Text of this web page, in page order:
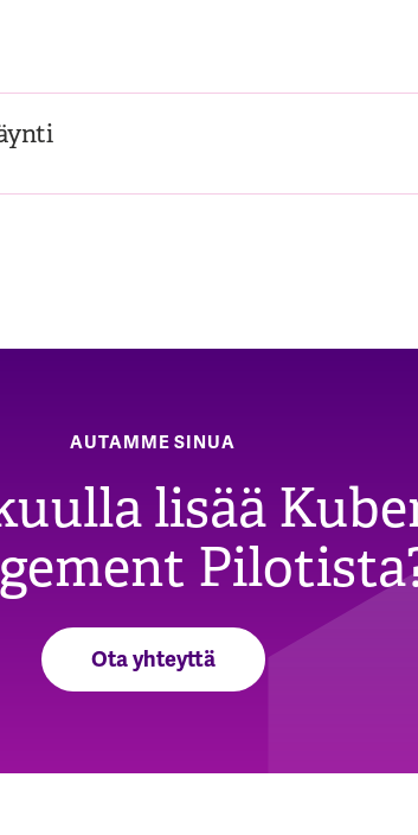
AUTAMME SINUA
lisää
Ota yhteyttä